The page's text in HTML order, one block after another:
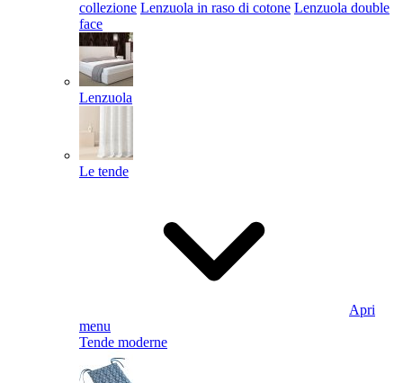
collezione Lenzuola in raso di cotone Lenzuola double
face
Lenzuola
Le tende
Apri
menu
Tende moderne